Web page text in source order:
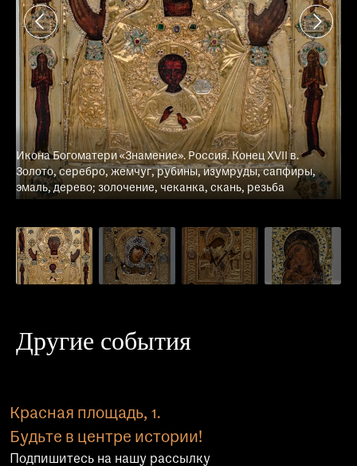
Икона Богоматери «Знамение». Россия. Конец XVII в.
Золото, серебро, жемчуг, рубины, изумруды, сапфиры,
эмаль, дерево; золочение, чеканка, скань, резьба
Другие события
Красная площадь, 1.
Будьте в центре истории!
Подпишитесь на нашу рассылку